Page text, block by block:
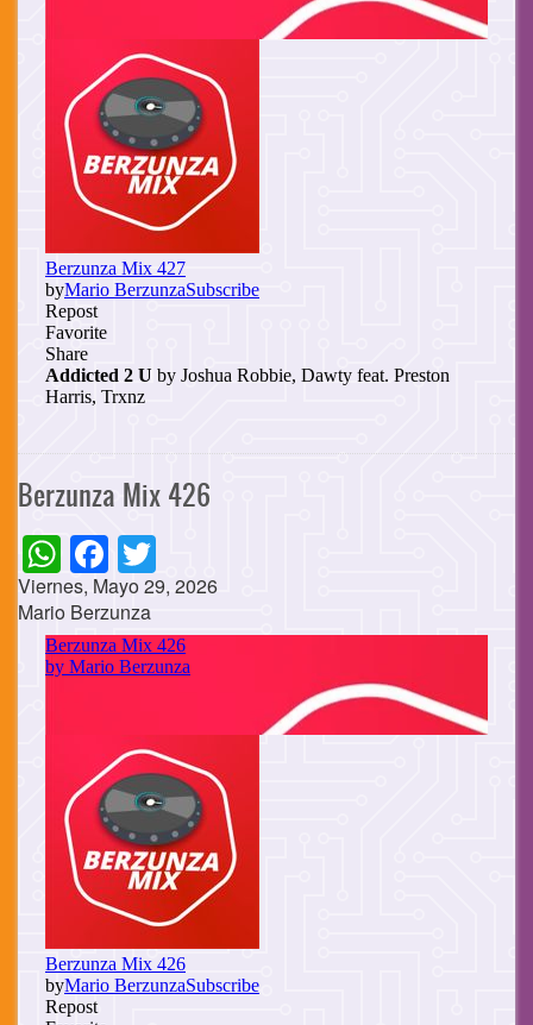
Berzunza Mix 426
WhatsApp
Facebook
Viernes, Mayo 29, 2026
Mario Berzunza
Cuerpo